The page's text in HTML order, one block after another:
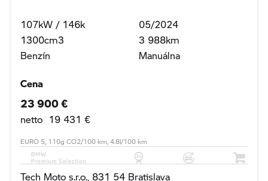
107kW / 146k
1300cm3
Benzín
05/2024
3 988km
Manuálna
Cena
23 900 €
netto 19 431 €
EURO 5, 110g CO2/100 km, 4.8l/100 km
Tech Moto s.r.o., 831 54 Bratislava